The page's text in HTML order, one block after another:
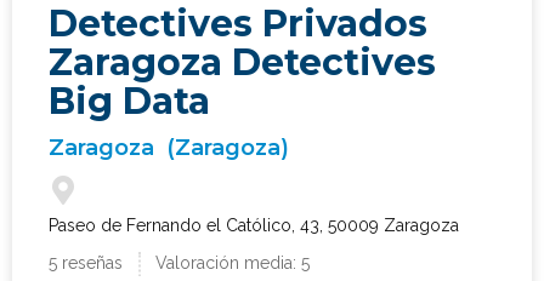
Detectives Privados
Zaragoza Detectives
Big Data
Zaragoza (Zaragoza)
Paseo de Fernando el Católico, 43, 50009 Zaragoza
5 reseñas
Valoración media: 5